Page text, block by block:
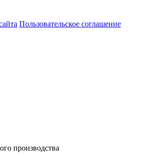
Пользовательское соглашение
производства